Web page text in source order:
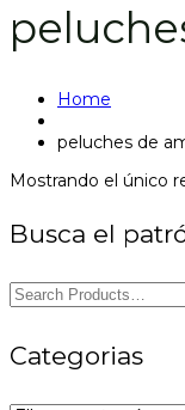
Home
peluches de
Mostrando el único
Busca el
Categorias